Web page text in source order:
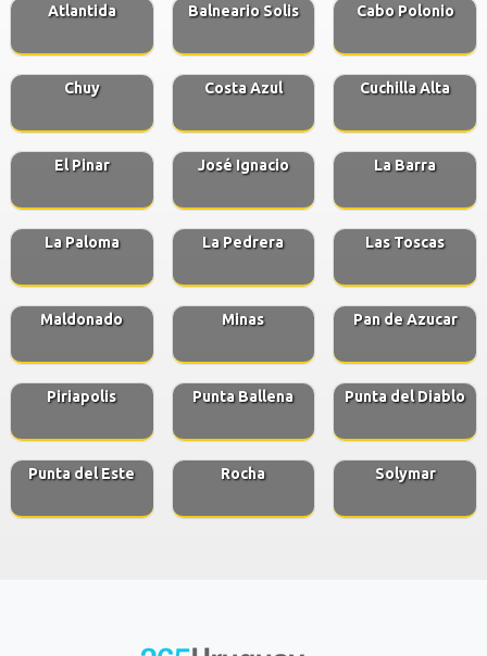
Atlantida Balneario Solis Cabo Polonio
Chuy Costa Azul Cuchilla Alta
El Pinar José Ignacio La Barra
La Paloma La Pedrera Las Toscas
Maldonado Minas Pan de Azucar
Piriapolis Punta Ballena Punta del Diablo
Punta del Este Rocha Solymar